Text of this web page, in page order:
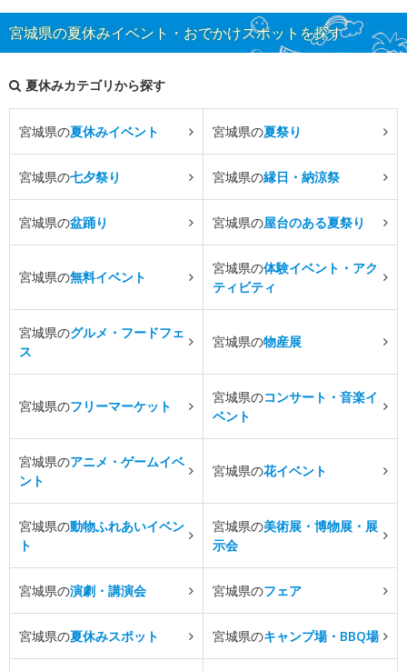
宮城県の夏休みイベント・おでかけスポットを探す
夏休みカテゴリから探す
宮城県の夏休みイベント 宮城県の夏祭り
宮城県の七夕祭り 宮城県の縁日・納涼祭
宮城県の盆踊り 宮城県の屋台のある夏祭り
宮城県の無料イベント
宮城県の体験イベント・アク
ティビティ
宮城県のグルメ・フードフェ
ス
宮城県の物産展
宮城県のフリーマーケット
宮城県のコンサート・音楽イ
ベント
宮城県のアニメ・ゲームイベ
ント
宮城県の花イベント
宮城県の動物ふれあいイベン
ト
宮城県の美術展・博物展・展
示会
宮城県の演劇・講演会 宮城県のフェア
宮城県の夏休みスポット 宮城県のキャンプ場・BBQ場